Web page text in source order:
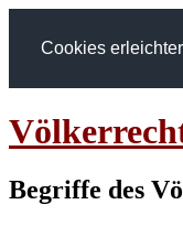
Cookies
Begriffe des